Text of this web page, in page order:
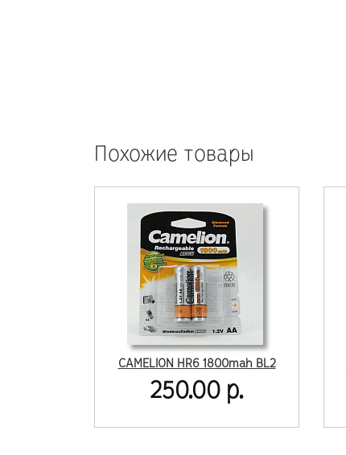
Похожие товары
CAMELION HR6 1800mah BL2
250.00 р.